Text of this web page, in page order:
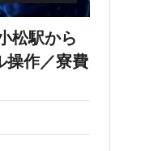
松駅から
操作／寮費